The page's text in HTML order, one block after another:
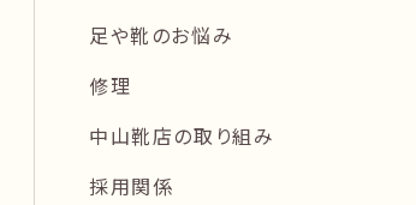
足や靴のお悩み
修理
中山靴店の取り組み
採用関係